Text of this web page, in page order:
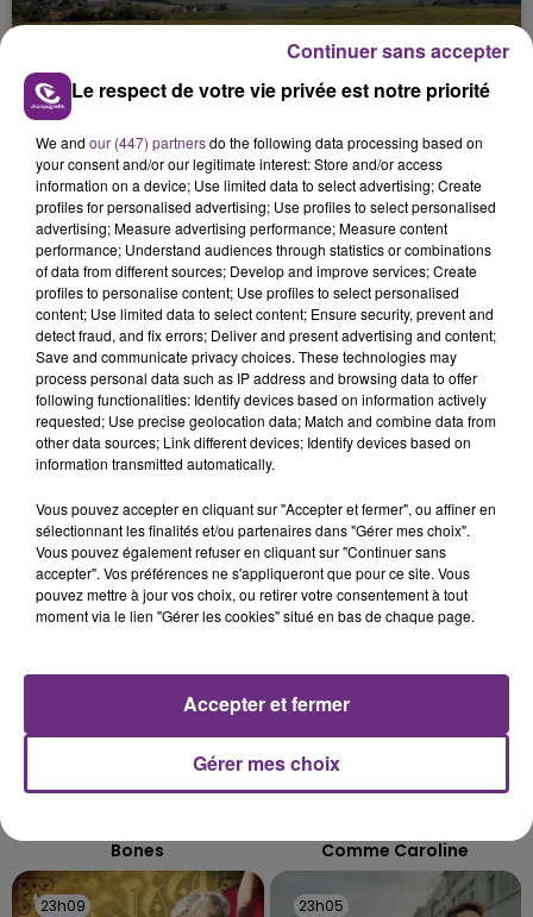
SI TOUT LE MONDE FAIT ÇA, MOI L'ANNÉE
PROCHAINE JE VENDANGE EN...
La vendange en Champagne a débuté ce jeudi 6
août dans la commune de Montgueux (Aube). Du
jamais vu !
L'INSPECTION DU TRAVAIL RAPPELLE À
L'ORDRE SUR LES CONDITIONS DE...
Alors que les dates de début des vendange 2026
s'est avéré être plus précoce que prévu,
les conditions de...
TITRES DIFFUSÉS
23h16
23h16
Bones
23h12
23h12
Comme Caroline
23h09
23h09 23h05
23h05
Le respect de votre vie privée est notre priorité
We and our (447) partnersdo the following data processing based on
your consent and/or our legitimate interest: Store and/or access
information on a device; Use limited data to select advertising; Create
profiles for personalised advertising; Use profiles to select personalised
advertising; Measure advertising performance; Measure content
performance; Understand audiences through statistics or combinations
of data from different sources; Develop and improve services; Create
profiles to personalise content; Use profiles to select personalised
content; Use limited data to select content; Ensure security, prevent and
detect fraud, and fix errors; Deliver and present advertising and content;
Save and communicate privacy choices. These technologies may
process personal data such as IP address and browsing data to offer
following functionalities: Identify devices based on information actively
requested; Use precise geolocation data; Match and combine data from
other data sources; Link different devices; Identify devices based on
information transmitted automatically.
Vous pouvez accepter en cliquant sur "Accepter et fermer", ou affiner en
sélectionnant les finalités et/ou partenaires dans "Gérer mes choix".
Vous pouvez également refuser en cliquant sur "Continuer sans
accepter". Vos préférences ne s'appliqueront que pour ce site. Vous
pouvez mettre à jour vos choix, ou retirer votre consentement à tout
moment via le lien "Gérer les cookies" situé en bas de chaque page.
Gérer mes choix
Accepter et fermer
Continuer sans accepter